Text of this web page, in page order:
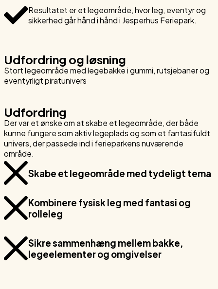
Resultatet er et legeområde, hvor leg, eventyr og
sikkerhed går hånd i hånd i Jesperhus Feriepark.
Udfordring og løsning
Stort legeområde med legebakke i gummi, rutsjebaner og
eventyrligt piratunivers
Udfordring
Der var et ønske om at skabe et legeområde, der både
kunne fungere som aktiv legeplads og som et fantasifuldt
univers, der passede ind i ferieparkens nuværende
område.
Skabe et legeområde med tydeligt tema
Kombinere fysisk leg med fantasi og
rolleleg
Sikre sammenhæng mellem bakke,
legeelementer og omgivelser